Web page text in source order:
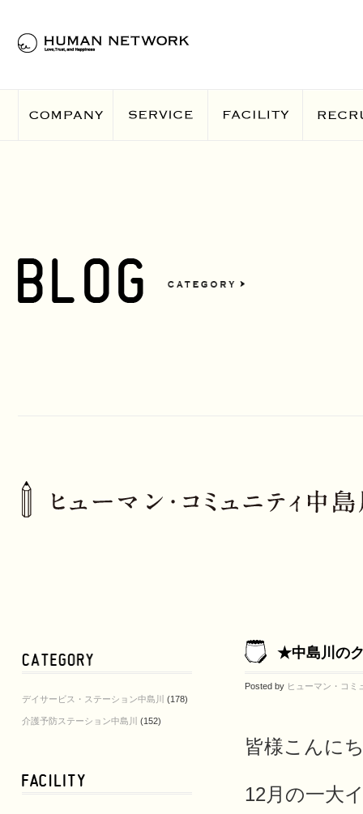
デイサービス・ステーション中島川 (178)
介護予防ステーション中島川 (152)
★中島川の
Posted by ヒューマン・コミ
皆様こんに
12月の一大